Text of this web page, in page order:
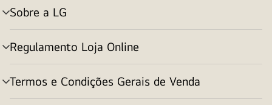
Sobre a LG
alternar
menu
Regulamento Loja Online
alternar
menu
Termos e Condições Gerais de Venda
alternar
menu